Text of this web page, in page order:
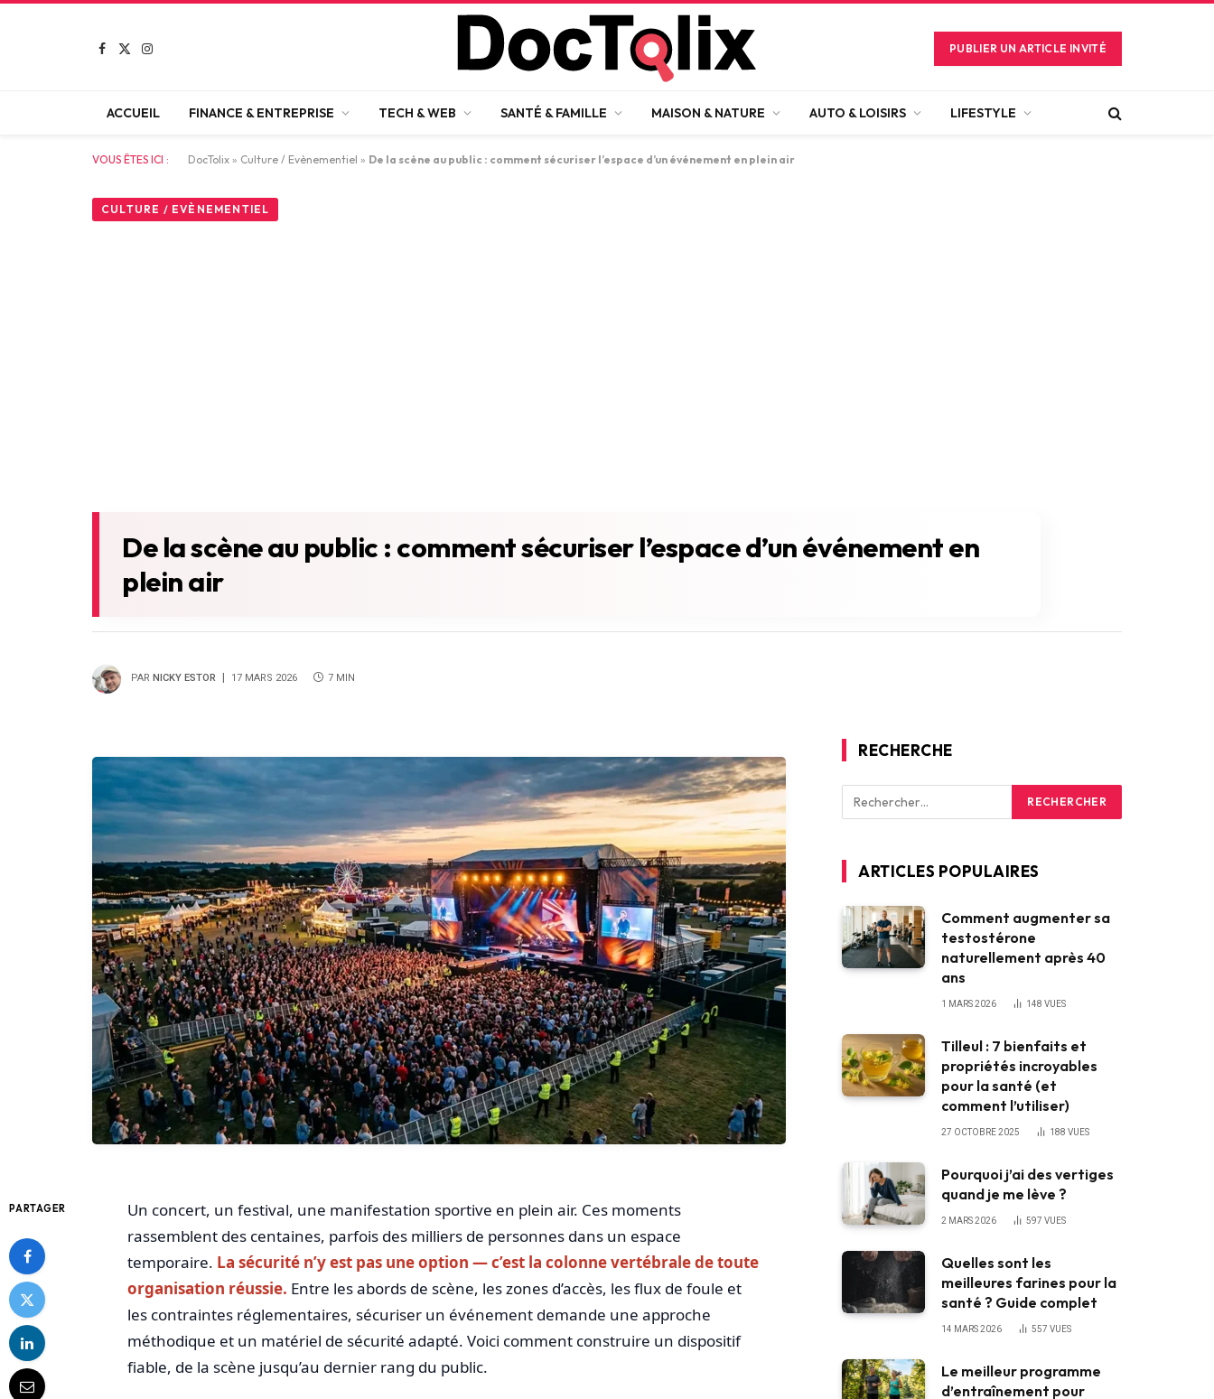
Facebook
X
Instagram PUBLIER UN ARTICLE INVITÉ
ACCUEIL FINANCE & ENTREPRISE TECH & WEB SANTÉ & FAMILLE MAISON & NATURE AUTO & LOISIRS LIFESTYLE
VOUS ÊTES ICI : DocTolix » Culture / Evènementiel » De la scène au public : comment sécuriser l’espace d’un événement en plein air
CULTURE / EVÈNEMENTIEL
De la scène au public : comment sécuriser l’espace d’un événement en
plein air
PAR NICKY ESTOR 17 MARS 2026 7 MIN
PARTAGER
Un concert, un festival, une manifestation sportive en plein air. Ces moments
rassemblent des centaines, parfois des milliers de personnes dans un espace
temporaire. La sécurité n’y est pas une option — c’est la colonne vertébrale de toute
organisation réussie. Entre les abords de scène, les zones d’accès, les flux de foule et
les contraintes réglementaires, sécuriser un événement demande une approche
méthodique et un matériel de sécurité adapté. Voici comment construire un dispositif
fiable, de la scène jusqu’au dernier rang du public.
RECHERCHE
ARTICLES POPULAIRES
Comment augmenter sa
testostérone
naturellement après 40
ans
1 MARS 2026 148 VUES
Tilleul : 7 bienfaits et
propriétés incroyables
pour la santé (et
comment l’utiliser)
27 OCTOBRE 2025 188 VUES
Pourquoi j’ai des vertiges
quand je me lève ?
2 MARS 2026 597 VUES
Quelles sont les
meilleures farines pour la
santé ? Guide complet
14 MARS 2026 557 VUES
Le meilleur programme
d’entraînement pour